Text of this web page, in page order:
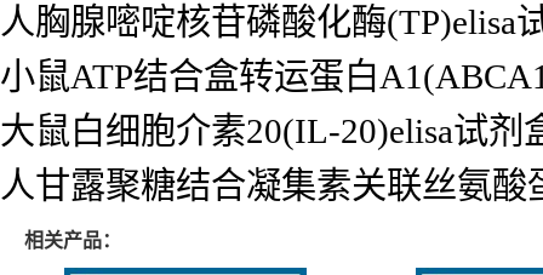
人胸腺嘧啶核苷磷酸化酶(TP)elisa
小鼠ATP结合盒转运蛋白
大鼠白细胞介素20(IL-20)elisa试剂
人甘露聚糖结合凝集素关联丝氨酸
相关产品：